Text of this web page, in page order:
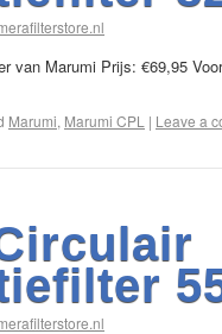
van Marumi Prijs: €69,95
Marumi, Marumi CPL | Leave a